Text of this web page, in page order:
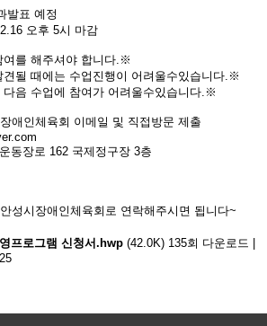
발표 예정
오후 5시 마감
를 해주셔야 합니다.※
될 때에는 수업진행이 어려울수있습니다.※
음 수업에 참여가 어려울수있습니다.※
애인체육회 이메일 및 직접방문 제출
동장로 162 국제정구장 3층
성시장애인체육회로 연락해주시면 됩니다~
프로그램 신청서.hwp (42.0K) 135회 다운로드